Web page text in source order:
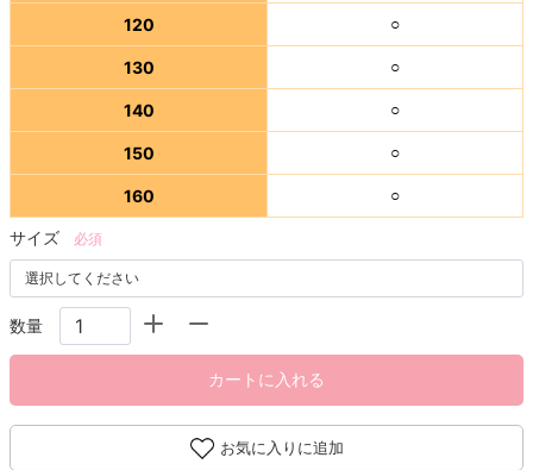
120 ○
130 ○
140 ○
150 ○
160 ○
サイズ 必須
数量
カートに入れる
お気に入りに追加